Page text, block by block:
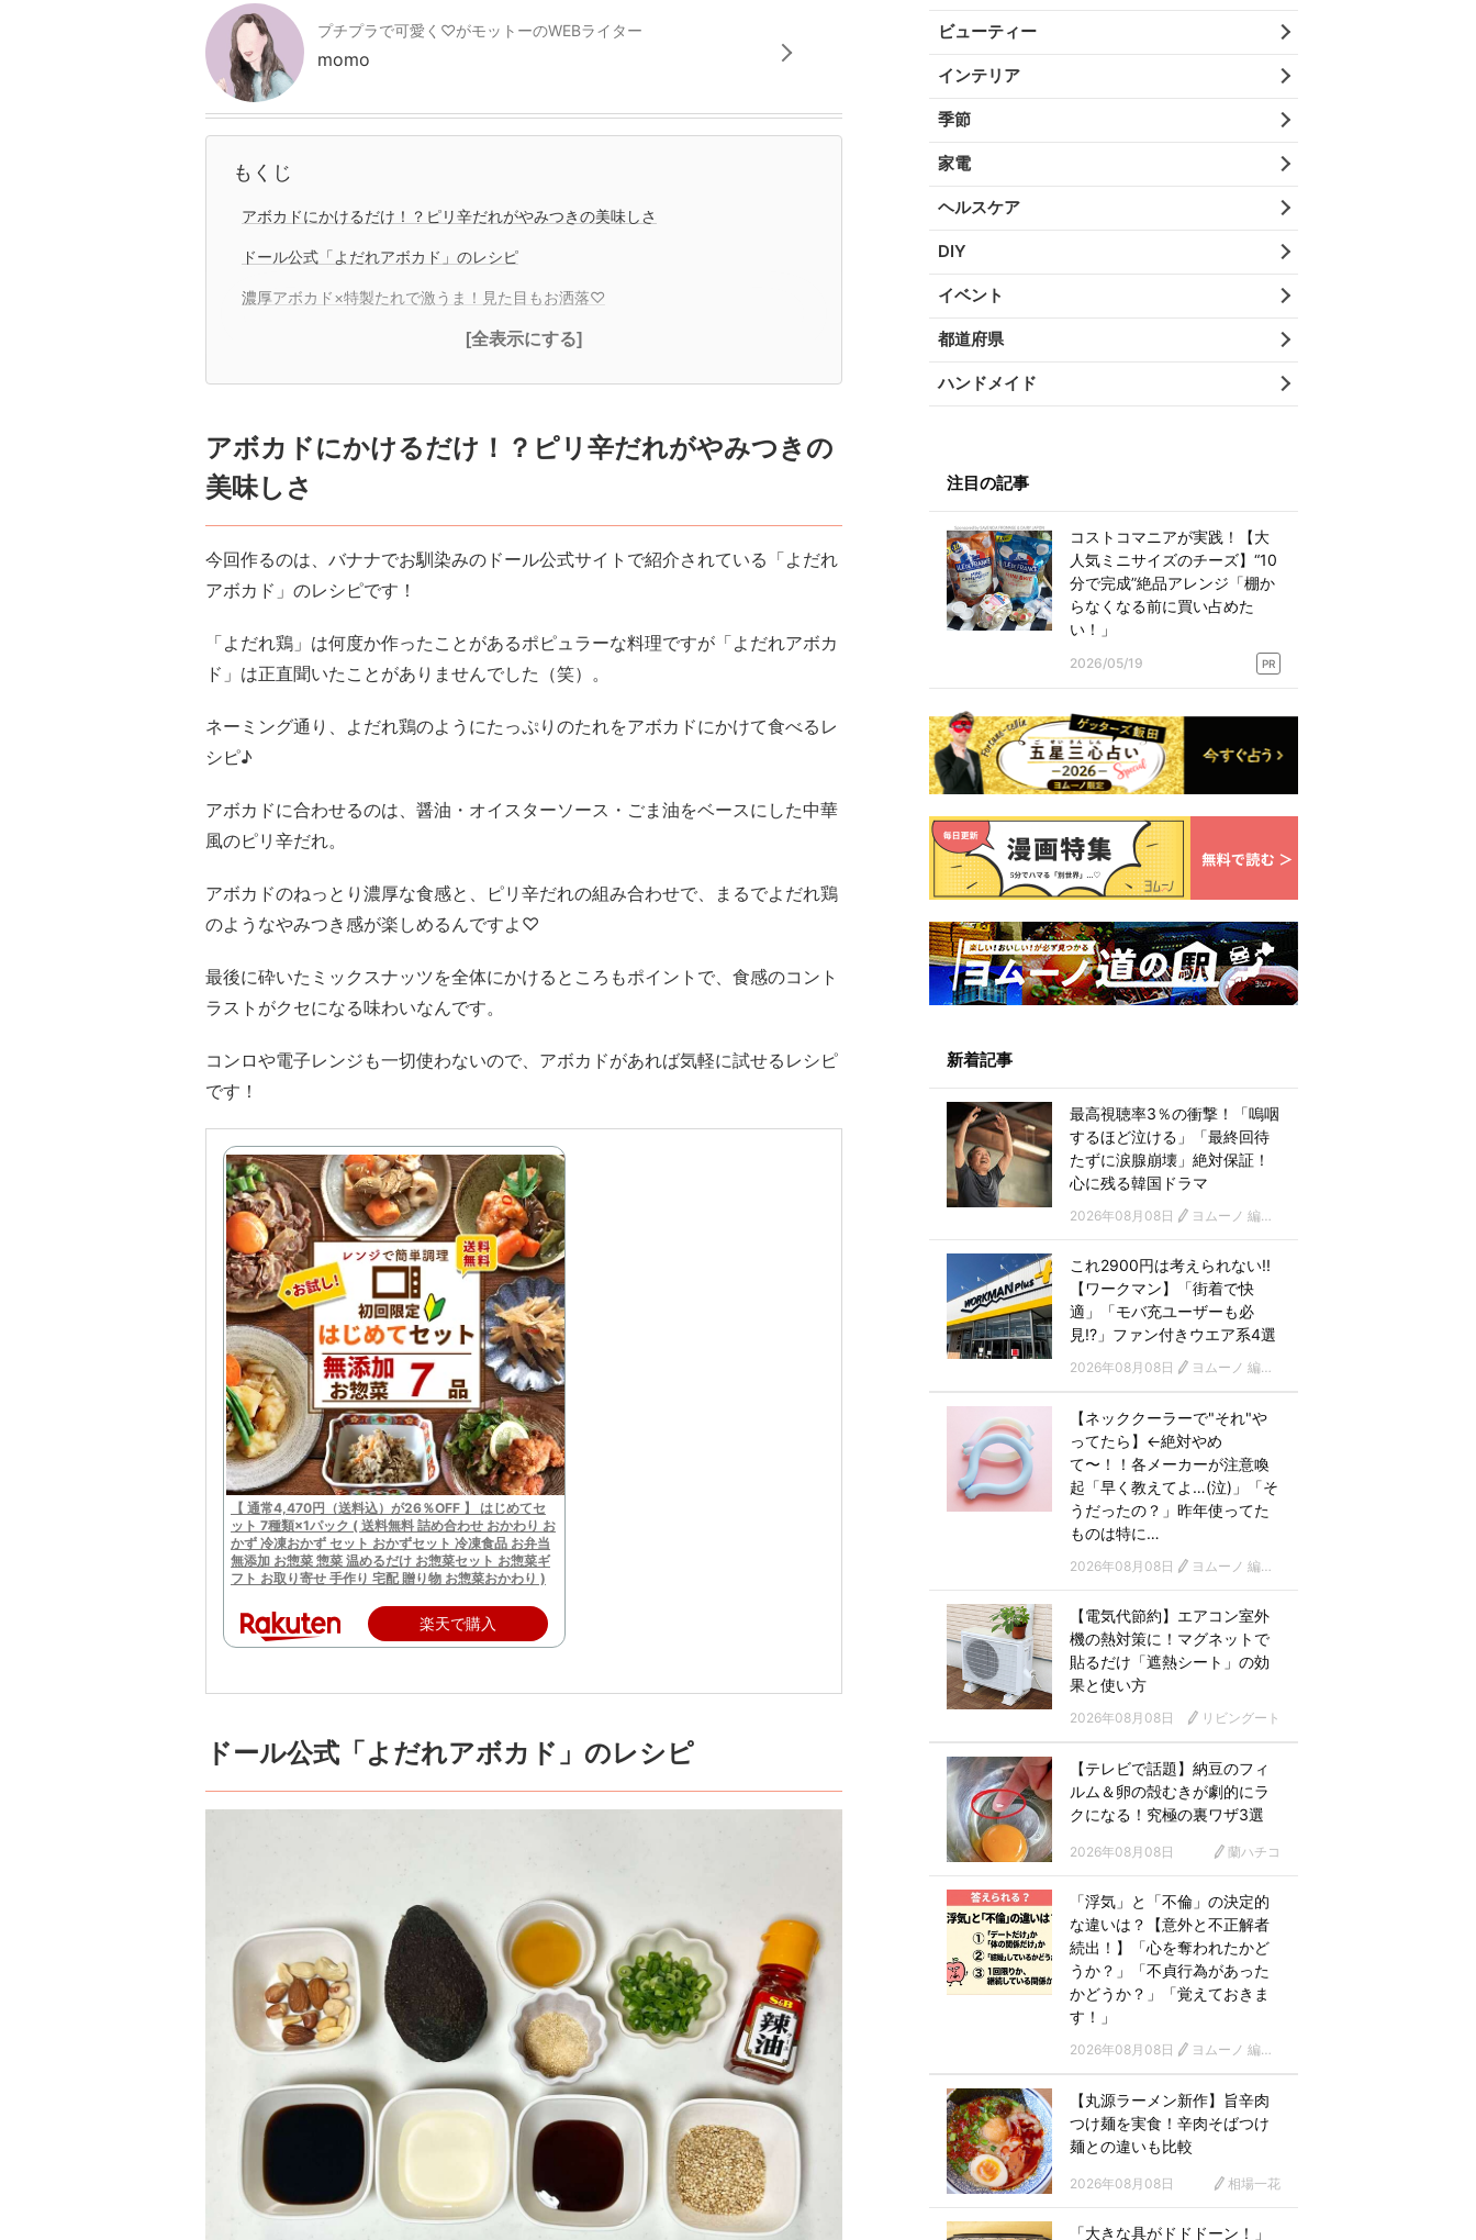
プチプラで可愛く♡がモットーのWEBライター
momo
もくじ
アボカドにかけるだけ！？ピリ辛だれがやみつきの美味しさ
ドール公式「よだれアボカド」のレシピ
濃厚アボカド×特製たれで激うま！見た目もお洒落♡
[全表示にする]
アボカドにかけるだけ！？ピリ辛だれがやみつきの
美味しさ
今回作るのは、バナナでお馴染みのドール公式サイトで紹介されている「よだれ
アボカド」のレシピです！
「よだれ鶏」は何度か作ったことがあるポピュラーな料理ですが「よだれアボカ
ド」は正直聞いたことがありませんでした（笑）。
ネーミング通り、よだれ鶏のようにたっぷりのたれをアボカドにかけて食べるレ
シピ♪
アボカドに合わせるのは、醤油・オイスターソース・ごま油をベースにした中華
風のピリ辛だれ。
アボカドのねっとり濃厚な食感と、ピリ辛だれの組み合わせで、まるでよだれ鶏
のようなやみつき感が楽しめるんですよ♡
最後に砕いたミックスナッツを全体にかけるところもポイントで、食感のコント
ラストがクセになる味わいなんです。
コンロや電子レンジも一切使わないので、アボカドがあれば気軽に試せるレシピ
です！
【 通常4,470円（送料込）が26％OFF 】 はじめてセ
ット 7種類×1パック ( 送料無料 詰め合わせ おかわり お
かず 冷凍おかず セット おかずセット 冷凍食品 お弁当
無添加 お惣菜 惣菜 温めるだけ お惣菜セット お惣菜ギ
フト お取り寄せ 手作り 宅配 贈り物 お惣菜おかわり )
楽天で購入
ドール公式「よだれアボカド」のレシピ
ビューティー
インテリア
季節
家電
ヘルスケア
DIY
イベント
都道府県
ハンドメイド
注目の記事
コストコマニアが実践！【大
人気ミニサイズのチーズ】“10
分で完成”絶品アレンジ「棚か
らなくなる前に買い占めた
い！」
2026/05/19 PR
新着記事
最高視聴率3％の衝撃！「嗚咽
するほど泣ける」「最終回待
たずに涙腺崩壊」絶対保証！
心に残る韓国ドラマ
2026年08月08日 ヨムーノ 編集部 韓国ドラマチーム
これ2900円は考えられない!!
【ワークマン】「街着で快
適」「モバ充ユーザーも必
見!?」ファン付きウエア系4選
2026年08月08日 ヨムーノ 編集部
【ネッククーラーで"それ"や
ってたら】←絶対やめ
て〜！！各メーカーが注意喚
起「早く教えてよ…(泣)」「そ
うだったの？」昨年使ってた
ものは特に…
2026年08月08日 ヨムーノ 編集部
【電気代節約】エアコン室外
機の熱対策に！マグネットで
貼るだけ「遮熱シート」の効
果と使い方
2026年08月08日 リビングート
【テレビで話題】納豆のフィ
ルム＆卵の殻むきが劇的にラ
クになる！究極の裏ワザ3選
2026年08月08日 蘭ハチコ
「浮気」と「不倫」の決定的
な違いは？【意外と不正解者
続出！】「心を奪われたかど
うか？」「不貞行為があった
かどうか？」「覚えておきま
す！」
2026年08月08日 ヨムーノ 編集部
【丸源ラーメン新作】旨辛肉
つけ麺を実食！辛肉そばつけ
麺との違いも比較
2026年08月08日 相場一花
「大きな具がドドドーン！」